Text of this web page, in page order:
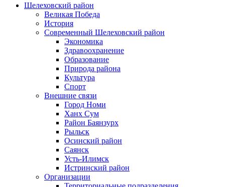
Шелеховский район
Великая Победа
История
Современный Шелеховский район
Экономика
Здравоохранение
Образование
Природа района
Культура
Спорт
Внешние связи
Город Номи
Ханх Сум
Район Баянзурх
Рыльск
Осинский район
Саянск
Усть-Илимск
Истринский район
Организации